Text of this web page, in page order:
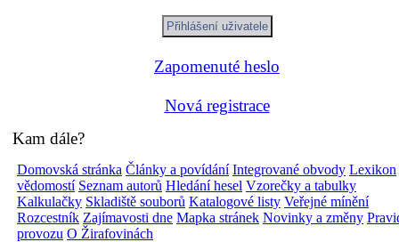
Zapomenuté heslo
Nová registrace
Kam dále?
Domovská stránka Články a povídání Integrované obvody Lexikon
vědomostí Seznam autorů Hledání hesel Vzorečky a tabulky
Kalkulačky Skladiště souborů Katalogové listy Veřejné mínění
Rozcestník Zajímavosti dne Mapka stránek Novinky a změny
provozu O Žirafovinách